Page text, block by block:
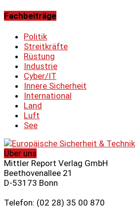
Fachbeiträge
Politik
Streitkräfte
Rüstung
Industrie
Cyber/IT
Innere Sicherheit
International
Land
Luft
See
Über uns
Mittler Report Verlag GmbH
Beethovenallee 21
D-53173 Bonn
Telefon: (02 28) 35 00 870